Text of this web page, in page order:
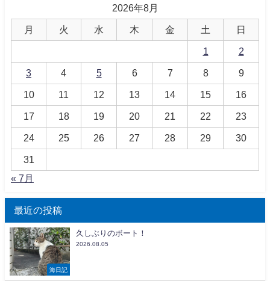
2026年8月
月 火 水 木 金 土 日
1 2
3 4 5 6 7 8 9
10 11 12 13 14 15 16
17 18 19 20 21 22 23
24 25 26 27 28 29 30
31
« 7月
最近の投稿
海日記
久しぶりのボート！
2026.08.05